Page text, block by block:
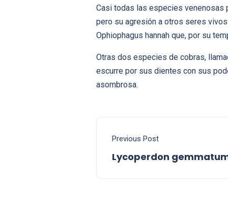
Casi todas las especies venenosas
pero su agresión a otros seres
Ophiophagus hannah que, por su
Otras dos especies de cobras,
escurre por sus dientes con sus
asombrosa.
Previous Post
Lycoperdon